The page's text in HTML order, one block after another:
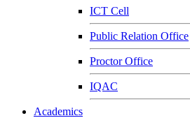
ICT Cell
Public Relation Office
Proctor Office
IQAC
Academics